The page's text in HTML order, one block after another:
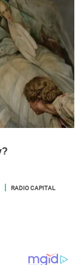
RADIO CAPITAL